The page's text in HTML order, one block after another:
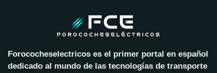
Forococheselectricos es el primer portal en español
dedicado al mundo de las tecnologías de transporte